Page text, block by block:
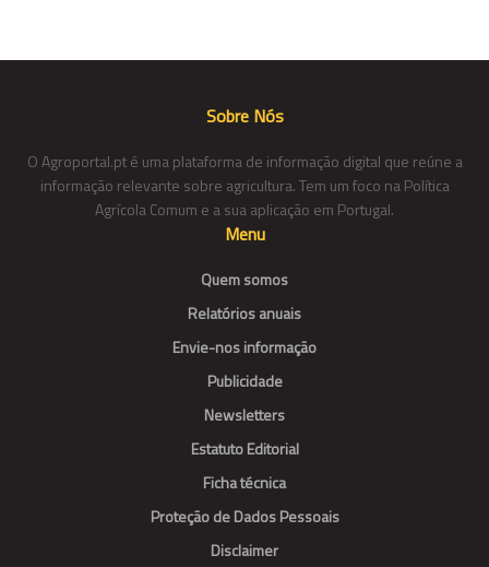
Sobre Nós
O Agroportal.pt é uma plataforma de informação digital que reúne a
informação relevante sobre agricultura. Tem um foco na Política
Agrícola Comum e a sua aplicação em Portugal.
Menu
Quem somos
Relatórios anuais
Envie-nos informação
Publicidade
Newsletters
Estatuto Editorial
Ficha técnica
Proteção de Dados Pessoais
Disclaimer